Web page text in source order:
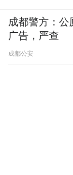
成都警方：公
广告，严查
成都公安